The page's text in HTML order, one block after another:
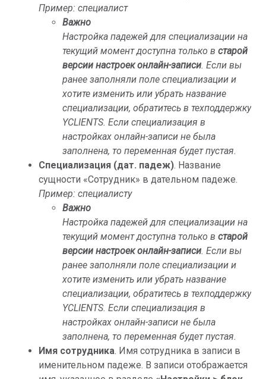
Пример: специалист
Важно
Настройка падежей для специализации на
текущий момент доступна только в старой
версии настроек онлайн-записи. Если вы
ранее заполняли поле специализации и
хотите изменить или убрать название
специализации, обратитесь в техподдержку
YCLIENTS. Если специализация в
настройках онлайн-записи не была
заполнена, то переменная будет пустая.
Специализация (дат. падеж). Название
сущности «Сотрудник» в дательном падеже.
Пример: специалисту
Важно
Настройка падежей для специализации на
текущий момент доступна только в старой
версии настроек онлайн-записи. Если вы
ранее заполняли поле специализации и
хотите изменить или убрать название
специализации, обратитесь в техподдержку
YCLIENTS. Если специализация в
настройках онлайн-записи не была
заполнена, то переменная будет пустая.
Имя сотрудника. Имя сотрудника в записи в
именительном падеже. В записи отображается